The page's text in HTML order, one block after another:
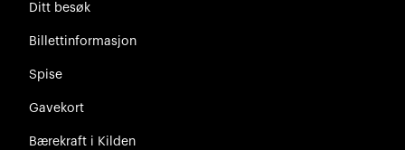
Ditt besøk
Billettinformasjon
Spise
Gavekort
Bærekraft i Kilden